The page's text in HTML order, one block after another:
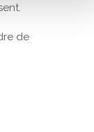
de